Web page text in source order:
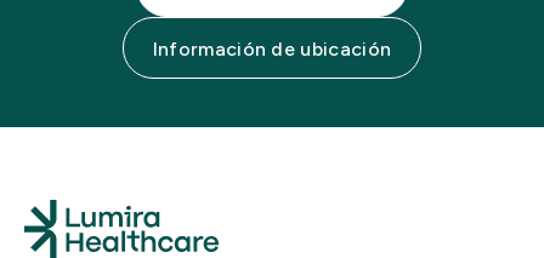
Información de ubicación